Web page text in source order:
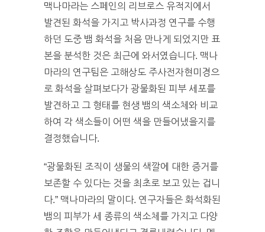
맥나마라는 스페인의 리브로스 유적지에서
발견된 화석을 가지고 박사과정 연구를 수행
하던 도중 뱀 화석을 처음 만나게 되었지만 표
본을 분석한 것은 최근에 와서였습니다. 맥나
마라의 연구팀은 고해상도 주사전자현미경으
로 화석을 살펴보다가 광물화된 피부 세포를
발견하고 그 형태를 현생 뱀의 색소체와 비교
하여 각 색소들이 어떤 색을 만들어냈을지를
결정했습니다.
“광물화된 조직이 생물의 색깔에 대한 증거를
보존할 수 있다는 것을 최초로 보고 있는 겁니
다.” 맥나마라의 말이다. 연구자들은 화석화된
뱀의 피부가 세 종류의 색소체를 가지고 다양